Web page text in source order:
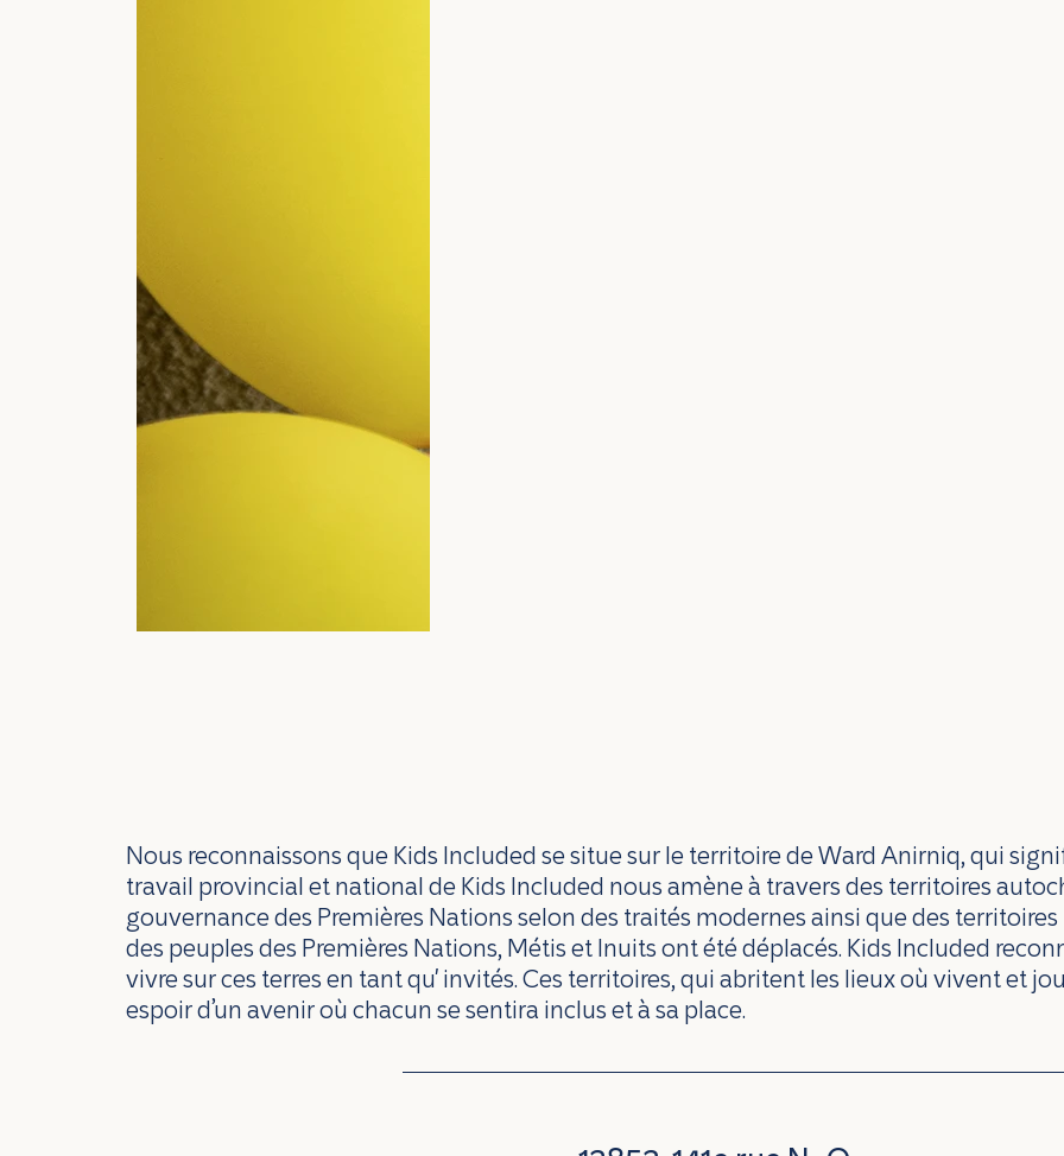
Nous reconnaissons que Kids Included se situe sur le territoire de Ward Anirniq, qui
travail provincial et national de Kids Included nous amène à travers des territoires
gouvernance des Premières Nations selon des traités modernes ainsi que des
des peuples des Premières Nations, Métis et Inuits ont été déplacés. Kids Included
vivre sur ces terres en tant qu' invités. Ces territoires, qui abritent les lieux où vivent et
espoir d’un avenir où chacun se sentira inclus et à sa place.